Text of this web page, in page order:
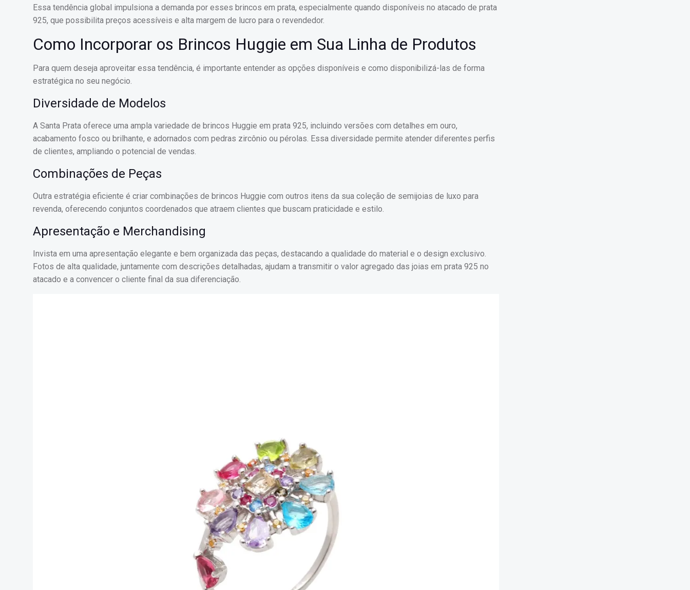
Essa tendência global impulsiona a demanda por esses brincos em prata, especialmente quando disponíveis no atacado de prata
925, que possibilita preços acessíveis e alta margem de lucro para o revendedor.
Como Incorporar os Brincos Huggie em Sua Linha de Produtos
Para quem deseja aproveitar essa tendência, é importante entender as opções disponíveis e como disponibilizá-las de forma
estratégica no seu negócio.
Diversidade de Modelos
A Santa Prata oferece uma ampla variedade de brincos Huggie em prata 925, incluindo versões com detalhes em ouro,
acabamento fosco ou brilhante, e adornados com pedras zircônio ou pérolas. Essa diversidade permite atender diferentes perfis
de clientes, ampliando o potencial de vendas.
Combinações de Peças
Outra estratégia eficiente é criar combinações de brincos Huggie com outros itens da sua coleção de semijoias de luxo para
revenda, oferecendo conjuntos coordenados que atraem clientes que buscam praticidade e estilo.
Apresentação e Merchandising
Invista em uma apresentação elegante e bem organizada das peças, destacando a qualidade do material e o design exclusivo.
Fotos de alta qualidade, juntamente com descrições detalhadas, ajudam a transmitir o valor agregado das joias em prata 925 no
atacado e a convencer o cliente final da sua diferenciação.